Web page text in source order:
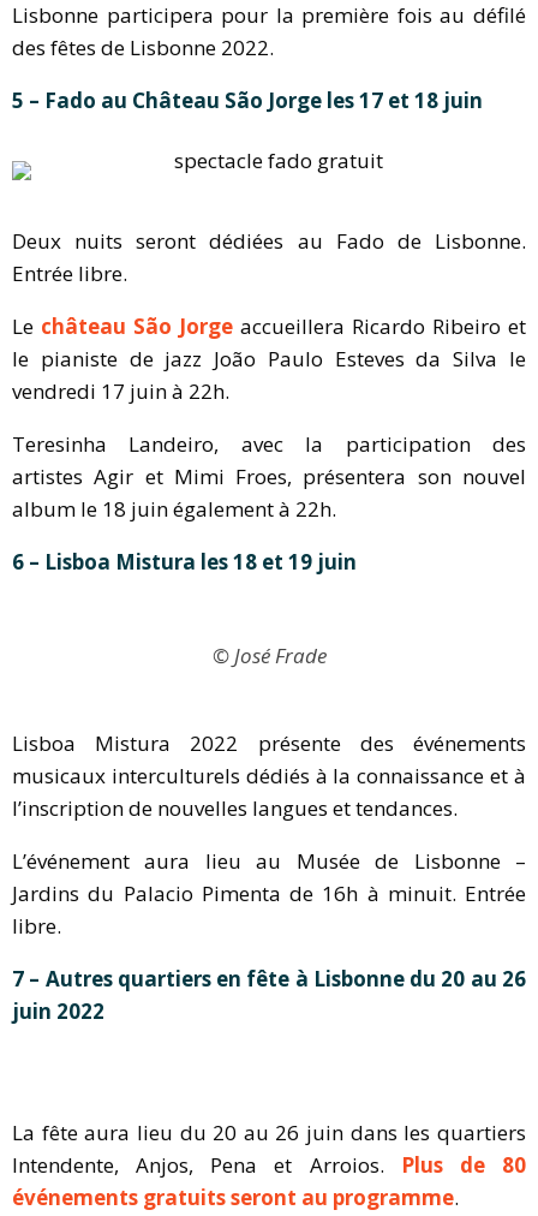
Lisbonne participera pour la première fois au défilé
des fêtes de Lisbonne 2022.
5 – Fado au Château São Jorge les 17 et 18 juin
Deux nuits seront dédiées au Fado de Lisbonne.
Entrée libre.
Le château São Jorge accueillera Ricardo Ribeiro et
le pianiste de jazz João Paulo Esteves da Silva le
vendredi 17 juin à 22h.
Teresinha Landeiro, avec la participation des
artistes Agir et Mimi Froes, présentera son nouvel
album le 18 juin également à 22h.
6 – Lisboa Mistura les 18 et 19 juin
© José Frade
Lisboa Mistura 2022 présente des événements
musicaux interculturels dédiés à la connaissance et à
l’inscription de nouvelles langues et tendances.
L’événement aura lieu au Musée de Lisbonne –
Jardins du Palacio Pimenta de 16h à minuit. Entrée
libre.
7 – Autres quartiers en fête à Lisbonne du 20 au 26
juin 2022
La fête aura lieu du 20 au 26 juin dans les quartiers
Intendente, Anjos, Pena et Arroios. Plus de 80
événements gratuits seront au programme.